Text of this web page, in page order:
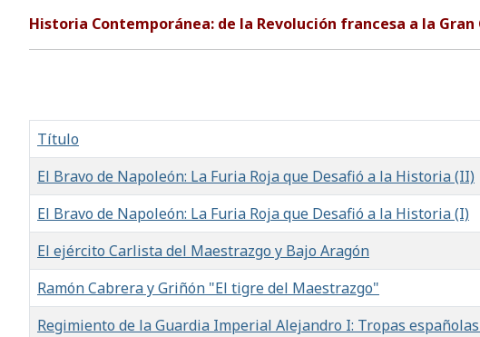
Historia Contemporánea: de la Revolución francesa a la Gran
Título
El Bravo de Napoleón: La Furia Roja que Desafió a la Historia (II)
El Bravo de Napoleón: La Furia Roja que Desafió a la Historia (I)
El ejército Carlista del Maestrazgo y Bajo Aragón
Ramón Cabrera y Griñón "El tigre del Maestrazgo"
Regimiento de la Guardia Imperial Alejandro I: Tropas